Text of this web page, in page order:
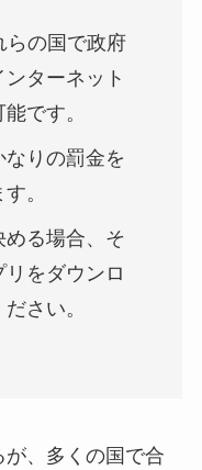
らの国で政府
ターネット
です。
なりの罰金を
。
める場合、そ
をダウンロ
さい。
、多くの国で合